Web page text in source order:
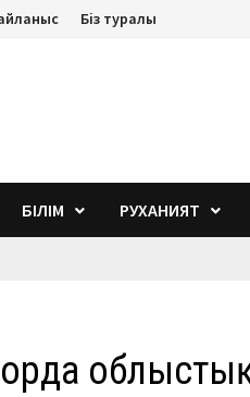
Біз туралы
БІЛІМ РУХАНИЯТ